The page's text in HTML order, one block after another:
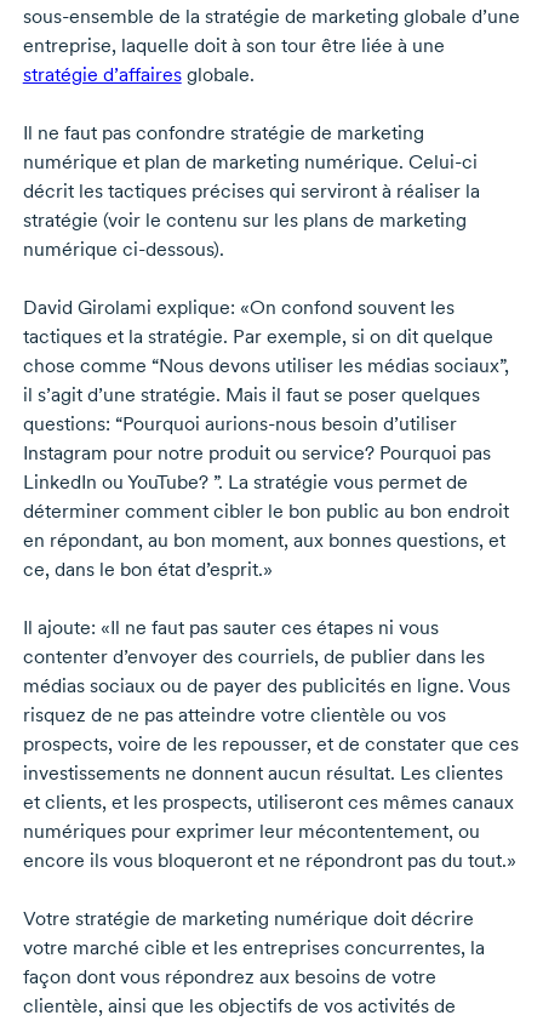
sous-ensemble de la stratégie de marketing globale d’une
entreprise, laquelle doit à son tour être liée à une
stratégie d’affairesglobale.
Il ne faut pas confondre stratégie de marketing
numérique et plan de marketing numérique. Celui-ci
décrit les tactiques précises qui serviront à réaliser la
stratégie (voir le contenu sur les plans de marketing
numérique ci-dessous).
David Girolami explique: «On confond souvent les
tactiques et la stratégie. Par exemple, si on dit quelque
chose comme “Nous devons utiliser les médias sociaux”,
il s’agit d’une stratégie. Mais il faut se poser quelques
questions: “Pourquoi aurions-nousbesoin d’utiliser
Instagram pour notre produit ou service? Pourquoi pas
LinkedIn ou YouTube? ”. La stratégie vous permet de
déterminer comment cibler le bon public au bon endroit
en répondant, au bon moment, aux bonnes questions, et
ce, dans le bon état d’esprit.»
Il ajoute: «Il ne faut pas sauter ces étapes ni vous
contenter d’envoyer des courriels, de publier dans les
médias sociaux ou de payer des publicités en ligne. Vous
risquez de ne pas atteindre votre clientèle ou vos
prospects, voire de les repousser, et de constater que ces
investissements ne donnent aucun résultat. Les clientes
et clients, et les prospects, utiliseront ces mêmes canaux
numériques pour exprimer leur mécontentement, ou
encore ils vous bloqueront et ne répondront pas du tout.»
Votre stratégie de marketing numérique doit décrire
votre marché cible et les entreprises concurrentes, la
façon dont vous répondrez aux besoins de votre
clientèle, ainsi que les objectifs de vos activités de